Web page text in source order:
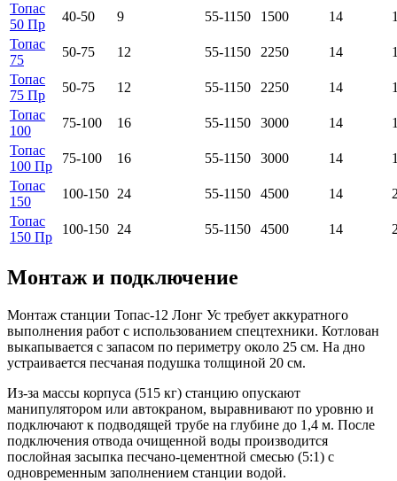
Топас
50 Пр
40-50 9 55-1150 1500 14
Топас
75
50-75 12 55-1150 2250 14
Топас
75 Пр
50-75 12 55-1150 2250 14
Топас
100
75-100 16 55-1150 3000 14
Топас
100 Пр
75-100 16 55-1150 3000 14
Топас
150
100-150 24 55-1150 4500 14
Топас
150 Пр
100-150 24 55-1150 4500 14
Монтаж и подключение
Монтаж станции Топас-12 Лонг Ус требует аккуратного
выполнения работ с использованием спецтехники. Котлован
выкапывается с запасом по периметру около 25 см. На дно
устраивается песчаная подушка толщиной 20 см.
Из-за массы корпуса (515 кг) станцию опускают
манипулятором или автокраном, выравнивают по уровню и
подключают к подводящей трубе на глубине до 1,4 м. После
подключения отвода очищенной воды производится
послойная засыпка песчано-цементной смесью (5:1) с
одновременным заполнением станции водой.